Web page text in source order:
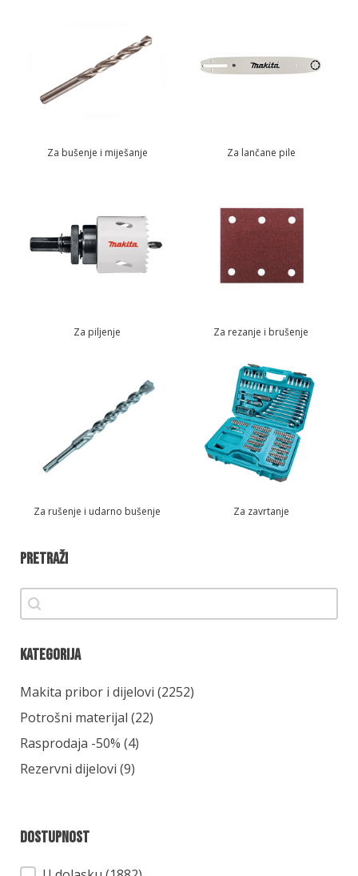
Za bušenje i miješanje Za lančane pile
Za piljenje Za rezanje i brušenje
Za rušenje i udarno bušenje Za zavrtanje
Pretraži
Pretraži
Pretraži
Kategorija
Kategorija
Makita pribor i dijelovi (2252)
Potrošni materijal (22)
Rasprodaja -50% (4)
Rezervni dijelovi (9)
Dostupnost